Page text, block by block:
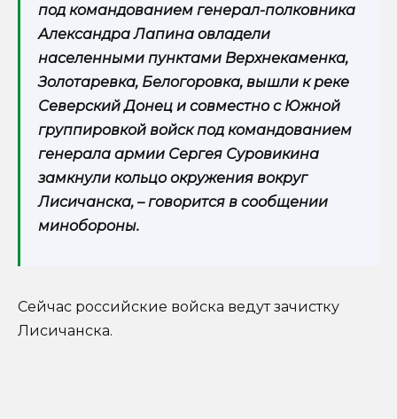
под командованием генерал-полковника
Александра Лапина овладели
населенными пунктами Верхнекаменка,
Золотаревка, Белогоровка, вышли к реке
Северский Донец и совместно с Южной
группировкой войск под командованием
генерала армии Сергея Суровикина
замкнули кольцо окружения вокруг
Лисичанска, – говорится в сообщении
минобороны.
Сейчас российские войска ведут зачистку
Лисичанска.